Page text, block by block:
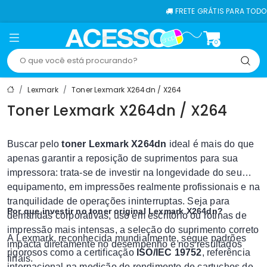
FRETE GRÁTIS PARA TODO O
0
Lexmark Toner Lexmark X264dn / X264
Toner Lexmark X264dn / X264
Buscar pelotoner Lexmark X264dn ideal é mais do que
apenas garantir a reposição de suprimentos para sua
impressora: trata-se de investir na longevidade do seu
equipamento, em impressões realmente profissionais e na
tranquilidade de operações ininterruptas. Seja para
demandas corporativas, uso em escritório ou rotinas de
impressão mais intensas, a seleção do suprimento correto
impacta diretamente no desempenho e nos resultados
finais.
Por que investir no toner original Lexmark X264dn?
A Lexmark, reconhecida mundialmente, segue padrões
rigorosos como a certificação ISO/IEC 19752, referência